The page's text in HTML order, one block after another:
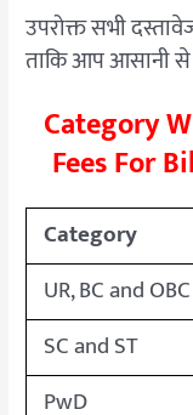
उपरोक्त सभी
ताकि आप आसानी
Category
Fees For
Category
UR, BC and OBC
SC and ST
PwD